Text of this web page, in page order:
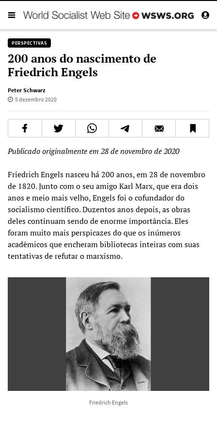
PERSPECTIVAS
200 anos do nascimento de
Friedrich Engels
Peter Schwarz
5 dezembro 2020
Publicado originalmente em 28 de novembro de 2020
Friedrich Engels nasceu há 200 anos, em 28 de novembro
de 1820. Junto com o seu amigo Karl Marx, que era dois
anos e meio mais velho, Engels foi o cofundador do
socialismo científico. Duzentos anos depois, as obras
deles continuam sendo de enorme importância. Eles
foram muito mais perspicazes do que os inúmeros
acadêmicos que encheram bibliotecas inteiras com suas
tentativas de refutar o marxismo.
Friedrich Engels